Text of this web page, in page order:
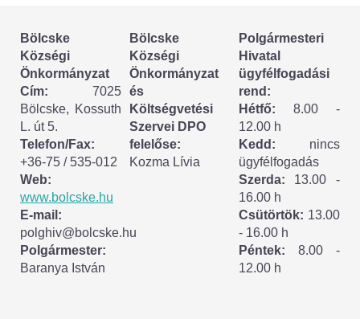
ESEMÉNYEK
TESTVÉRTELEPÜLÉSÜNK:
CSÍKSZÉPVÍZ
VÁLASZTÁSI INFORMÁCIÓK
Választási szervek
Választási ügyintézés
2024. évi általános választások
Bölcske
Községi
Önkormányzat
Cím: 7025
Bölcske, Kossuth
L. út 5.
Telefon/Fax:
+36-75 / 535-012
Web:
www.bolcske.hu
E-mail:
polghiv@bolcske.hu
Polgármester:
Baranya István
Bölcske
Községi
Önkormányzat
és
Költségvetési
Szervei DPO
felelőse:
Kozma Lívia
Polgármesteri
Hivatal
ügyfélfogadási
rend:
Hétfő: 8.00 -
12.00 h
Kedd: nincs
ügyfélfogadás
Szerda: 13.00 -
16.00 h
Csütörtök: 13.00
- 16.00 h
Péntek: 8.00 -
12.00 h